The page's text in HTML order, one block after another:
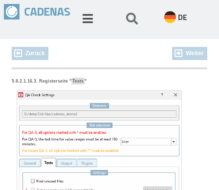
DE
Zurück Weiter
5.8.2.1.16.3. Registerseite " Tests "